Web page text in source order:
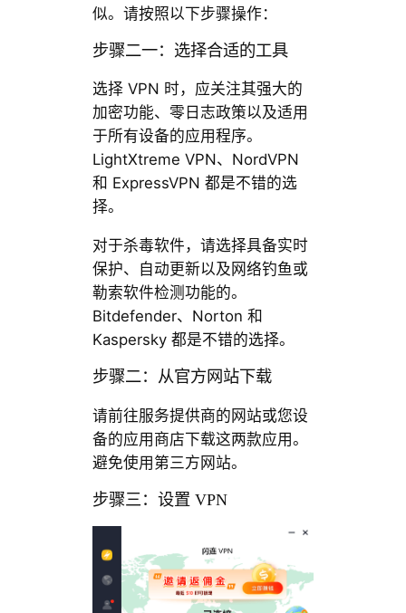
似。请按照以下步骤操作：
步骤二一：选择合适的工具
选择 VPN 时，应关注其强大的
加密功能、零日志政策以及适用
于所有设备的应用程序。
LightXtreme VPN、NordVPN
和 ExpressVPN 都是不错的选
择。
对于杀毒软件，请选择具备实时
保护、自动更新以及网络钓鱼或
勒索软件检测功能的。
Bitdefender、Norton 和
Kaspersky 都是不错的选择。
步骤二：从官方网站下载
请前往服务提供商的网站或您设
备的应用商店下载这两款应用。
避免使用第三方网站。
步骤三：设置 VPN